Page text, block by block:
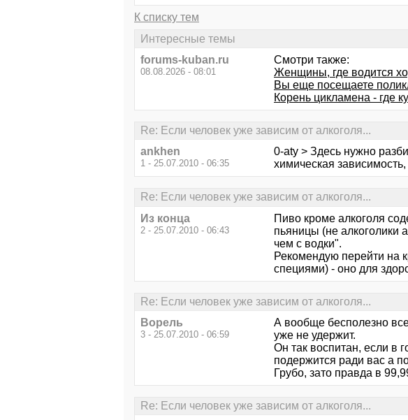
К списку тем
Интересные темы
forums-kuban.ru
08.08.2026 - 08:01
Смотри также:
Женщины, где водится
Вы еще посещаете
Корень цикламена - где
Re: Если человек уже зависим от алкоголя...
ankhen
1 - 25.07.2010 - 06:35
0-aty > Здесь нужно
химическая
Re: Если человек уже зависим от алкоголя...
Из конца
2 - 25.07.2010 - 06:43
Пиво кроме алкоголя
пьяницы (не алкоголики
чем с водки".
Рекомендую перейти на
специями) - оно для
Re: Если человек уже зависим от алкоголя...
Ворель
3 - 25.07.2010 - 06:59
А вообще бесполезно
уже не удержит.
Он так воспитан, если в
подержится ради вас а
Грубо, зато правда в
Re: Если человек уже зависим от алкоголя...